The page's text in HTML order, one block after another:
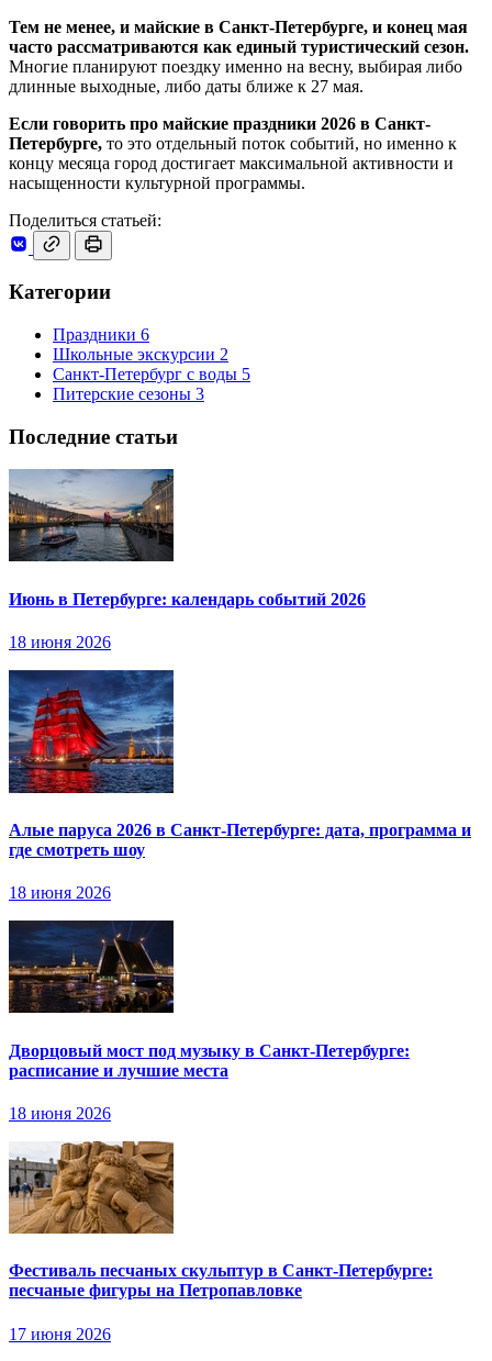
Тем не менее, и майские в Санкт-Петербурге, и конец мая
часто рассматриваются как единый туристический сезон.
Многие планируют поездку именно на весну, выбирая либо
длинные выходные, либо даты ближе к 27 мая.
Если говорить про майские праздники 2026 в Санкт-
Петербурге, то это отдельный поток событий, но именно к
концу месяца город достигает максимальной активности и
насыщенности культурной программы.
Поделиться статьей:
Категории
Праздники 6
Школьные экскурсии 2
Санкт-Петербург с воды 5
Питерские сезоны 3
Последние статьи
Июнь в Петербурге: календарь событий 2026
18 июня 2026
Алые паруса 2026 в Санкт-Петербурге: дата, программа и
где смотреть шоу
18 июня 2026
Дворцовый мост под музыку в Санкт-Петербурге:
расписание и лучшие места
18 июня 2026
Фестиваль песчаных скульптур в Санкт-Петербурге:
песчаные фигуры на Петропавловке
17 июня 2026